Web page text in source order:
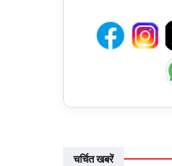
चर्चित खबरें